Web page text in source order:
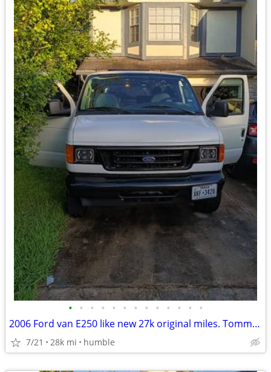
• • • • • • • • • • • • •
2006 Ford van E250 like new 27k original miles. Tommy lift.
7/21 28k mi humble